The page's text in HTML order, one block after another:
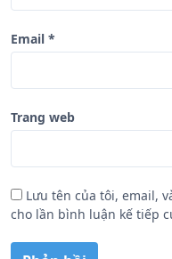
Email *
Trang web
Lưu tên của tôi, email,
cho lần bình luận kế tiếp